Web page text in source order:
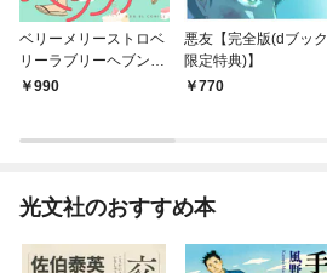
ベリーメリーストロベ
リーラブリーヘブンリ
ー 完全版【描き下ろし
990
悪友【完全版(dブック
限定特典)】
770
光文社のおすすめ本